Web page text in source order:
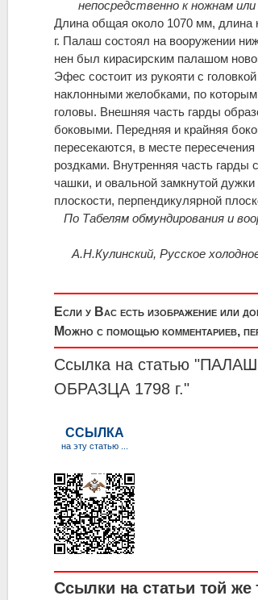
непосредственно к нож­нам
Длина общая около 1070 мм, длина
г. Палаш состоял на вооружении
нен был кирасирским палашом
Эфес состоит из рукояти с
на­клонными желобками, по
головы. Внешняя часть гарды
боковыми. Передняя и крайняя
пересекаются, в месте
роздками. Внутренняя часть гарды
чашки, и овальной замкнутой
плоскости, перпенди­кулярной
По Табелям обмундирования и
А.Н.Кулинский, Русское
Если у Вас есть изображение или
Можно с помощью комментариев,
Ссылка на статью
ОБРАЗЦА 1798 г."
Ссылки на статьи той же